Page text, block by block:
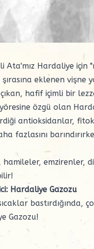
Ata'mız Hardaliye için
eklenen
hafif içimli bir
özgü olan
antioksidanlar,
fazlasını
emzirenler,
Hardaliye Gazozu
Gazozu!